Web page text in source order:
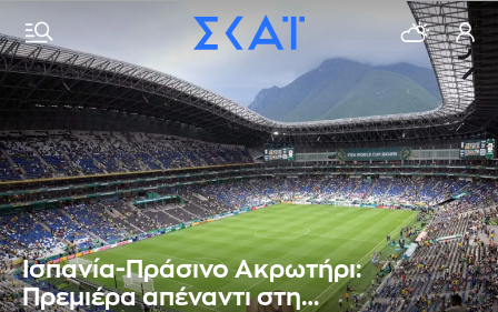
Ισπανία-Πράσινο Ακρωτήρι:
Πρεμιέρα απέναντι στη…